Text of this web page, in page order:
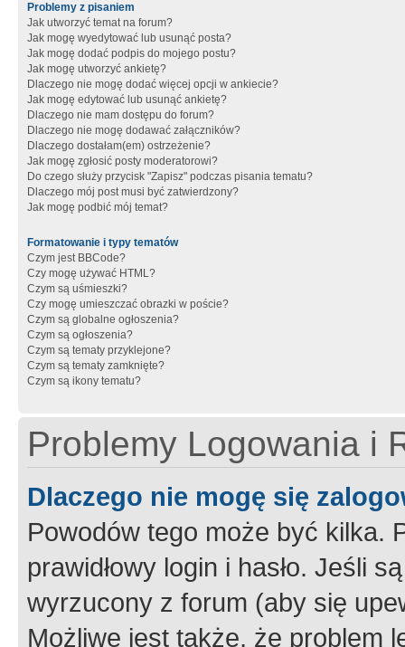
Problemy z pisaniem
Jak utworzyć temat na forum?
Jak mogę wyedytować lub usunąć posta?
Jak mogę dodać podpis do mojego postu?
Jak mogę utworzyć ankietę?
Dlaczego nie mogę dodać więcej opcji w ankiecie?
Jak mogę edytować lub usunąć ankietę?
Dlaczego nie mam dostępu do forum?
Dlaczego nie mogę dodawać załączników?
Dlaczego dostałam(em) ostrzeżenie?
Jak mogę zgłosić posty moderatorowi?
Do czego służy przycisk "Zapisz" podczas pisania tematu?
Dlaczego mój post musi być zatwierdzony?
Jak mogę podbić mój temat?
Formatowanie i typy tematów
Czym jest BBCode?
Czy mogę używać HTML?
Czym są uśmieszki?
Czy mogę umieszczać obrazki w poście?
Czym są globalne ogłoszenia?
Czym są ogłoszenia?
Czym są tematy przyklejone?
Czym są tematy zamknięte?
Czym są ikony tematu?
Problemy Logowania i
Dlaczego nie mogę się
Powodów tego może być kilka.
prawidłowy login i hasło. Jeśli
wyrzucony z forum (aby się
Możliwe jest także, że problem